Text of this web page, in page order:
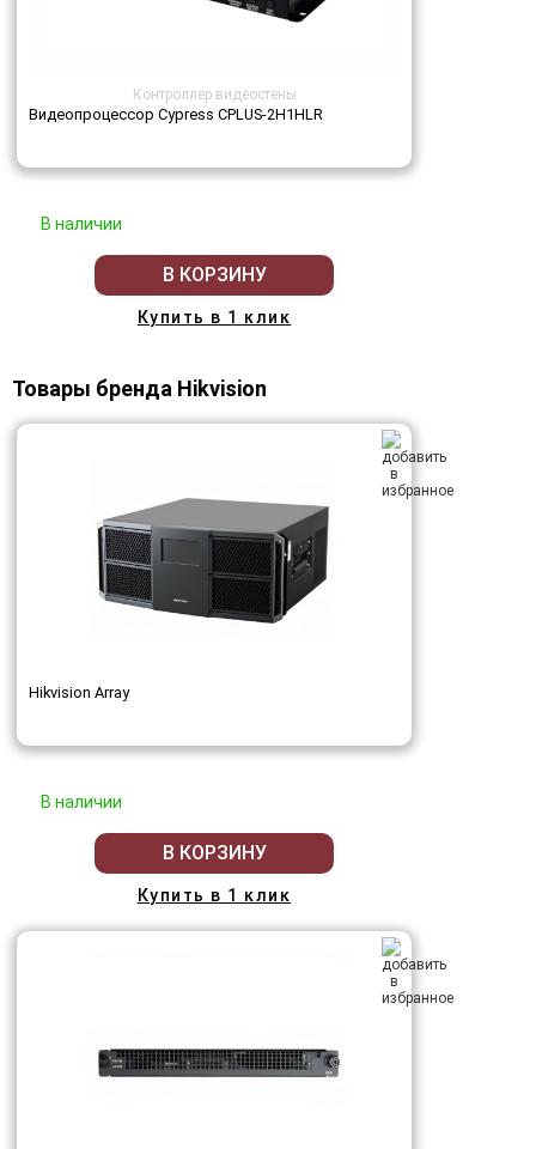
Контроллер видеостены
Видеопроцессор Cypress CPLUS-2H1HLR
В наличии
В КОРЗИНУ
Купить в 1 клик
Товары бренда Hikvision
Hikvision Array
В наличии
В КОРЗИНУ
Купить в 1 клик